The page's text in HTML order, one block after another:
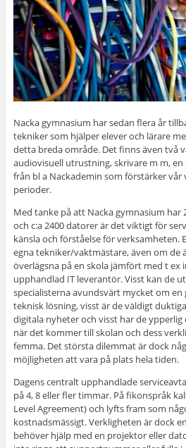
Nacka gymnasium har sedan flera år
tekniker som hjälper elever och lärare
detta breda område. Det finns även två
audiovisuell utrustning, skrivare m m,
från bl a Nackademin som förstärker vår
perioder.
Med tanke på att Nacka gymnasium har
och c:a 2400 datorer är det viktigt för
känsla och förståelse för verksamheten.
egna tekniker/vaktmästare, även om de
överlägsna på en skola jämfört med t ex
upphandlad IT leverantör. Visst kan de
specialisterna avundsvärt mycket om
teknisk lösning, visst är de väldigt
digitala nyheter och visst har de
när det kommer till skolan och dess
femma. Det största dilemmat är dock
möjligheten att vara på plats hela tiden.
Dagens centralt upphandlade
på 4, 8 eller fler timmar. På fikonspråk
Level Agreement) och lyfts fram som
kostnadsmässigt. Verkligheten är dock
behöver hjälp med en projektor eller